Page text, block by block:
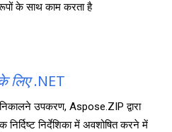
के साथ काम करता है
लिए.NET
उपकरण, Aspose.ZIP द्वारा
निर्देशिका में अवशोषित करने में